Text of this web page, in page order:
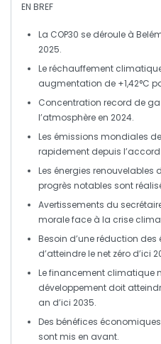
EN BREF
La COP30 se déroule à
2025.
Le réchauffement
augmentation de +1,42°C
Concentration record de
l’atmosphère en 2024.
Les émissions mondiales de
rapidement depuis
Les énergies renouvelables
progrès notables sont
Avertissements du
moraleface à la crise
Besoin d’une réduction des
d’atteindre lenet zéro d’ici
Lefinancement climatique
développement doit
an d’ici 2035.
Des bénéfices
sont mis en avant.